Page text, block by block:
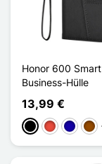
Honor 600
Business-Hülle
13,99 €
Schwarz
Rot